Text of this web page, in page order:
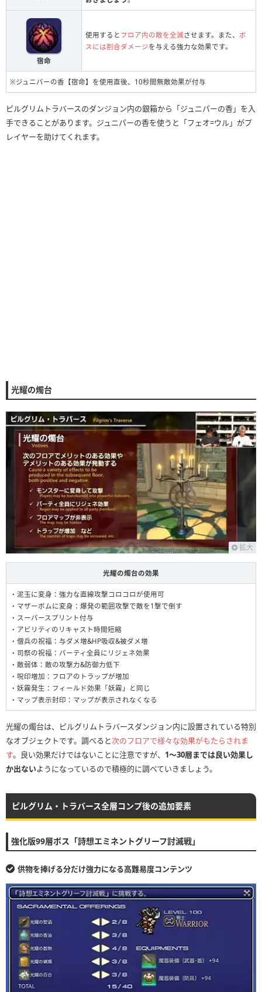
宿命
使用すると フロア内の敵を全滅させます。また、 ボ
スには割合ダメージを与える強力な効果です。
※ジュニパーの香【宿命】を使用直後、10秒間無敵効果が付与
ピルグリムトラバースのダンジョン内の銀箱から「ジュニパーの香」を入
手できることがあります。ジュニパーの香を使うと「フェオ=ウル」がプ
レイヤーを助けてくれます。
光耀の燭台
拡大
光耀の燭台の効果
・泥玉に変身：強力な直線攻撃コロコロが使用可
・マザーボムに変身：爆発の範囲攻撃で敵を1撃で倒す
・スーパースプリント付与
・アビリティのリキャスト時間短縮
・僧兵の祝福：与ダメ増&HP吸収&被ダメ増
・司祭の祝福：パーティ全員にリジェネ効果
・敵弱体：敵の攻撃力&防御力低下
・呪印増加：フロアのトラップが増加
・妖霧発生：フィールド効果「妖霧」と同じ
・マップ表示封印：マップが表示されなくなる
光耀の燭台は、ピルグリムトラバースダンジョン内に設置されている特別
なオブジェクトです。調べると次のフロアで様々な効果がもたらされま
す。良い効果だけではないことに注意ですが、 1〜30層までは良い効果し
か出ないようになっているので積極的に調べていきましょう。
ピルグリム・トラバース全層コンプ後の追加要素
強化版99層ボス「詩想エミネントグリーフ討滅戦」
供物を捧げる分だけ強力になる高難易度コンテンツ